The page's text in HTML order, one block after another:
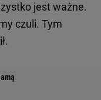
jest ważne.
czuli. Tym